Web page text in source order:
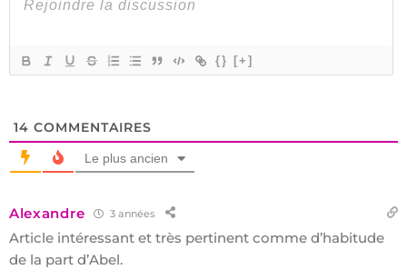
{} [+]
14 COMMENTAIRES
Le plus ancien
Alexandre 3 années
Article intéressant et très pertinent comme d’habitude
de la part d’Abel.